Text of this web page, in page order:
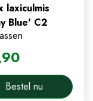
laxiculmis
Blue' C2
90
Bestel nu